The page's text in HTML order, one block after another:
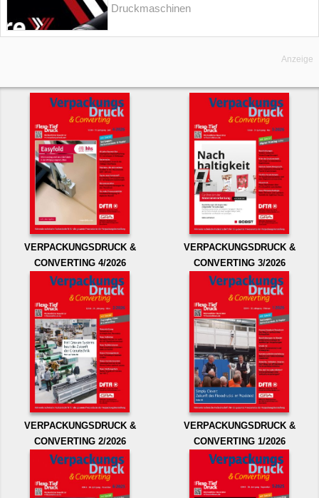
Druckmaschinen
Anzeige
VERPACKUNGSDRUCK &
CONVERTING 4/2026
VERPACKUNGSDRUCK &
CONVERTING 3/2026
VERPACKUNGSDRUCK &
CONVERTING 2/2026
VERPACKUNGSDRUCK &
CONVERTING 1/2026